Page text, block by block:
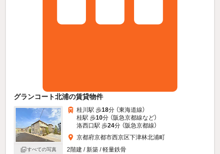
グランコート北浦の賃貸物件
すべての写真
桂川駅 歩18分 （東海道線）
桂駅 歩10分 （阪急京都線など）
洛西口駅 歩24分 （阪急京都線）
京都府京都市西京区下津林北浦町
2階建 / 新築 / 軽量鉄骨